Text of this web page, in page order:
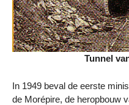
Tunnel
In 1949 beval de eerste
de Morépire, de heropbouw